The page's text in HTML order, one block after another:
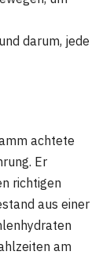
darum, jede
achtete
Er
richtigen
aus einer
am